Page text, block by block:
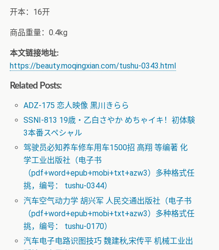
开本：16开
商品重量：0.4kg
本文链接地址:
https://beauty.moqingxian.com/tushu-0343.html
Related Posts:
ADZ-175 恋人映像 黒川きらら
SSNI-813 19歳・乙白さやか めちゃイキ！初体験
3本番スペシャル
驾驶员必知养车修车用车1500招 高翔 等编著 化
学工业出版社（电子书
（pdf+word+epub+mobi+txt+azw3）多种格式任
挑，编号： tushu-0344）
汽车空气动力学 胡兴军 人民交通出版社（电子书
（pdf+word+epub+mobi+txt+azw3）多种格式任
挑，编号： tushu-0170）
汽车电子电路识图技巧 魏建秋,宋传平 机械工业出